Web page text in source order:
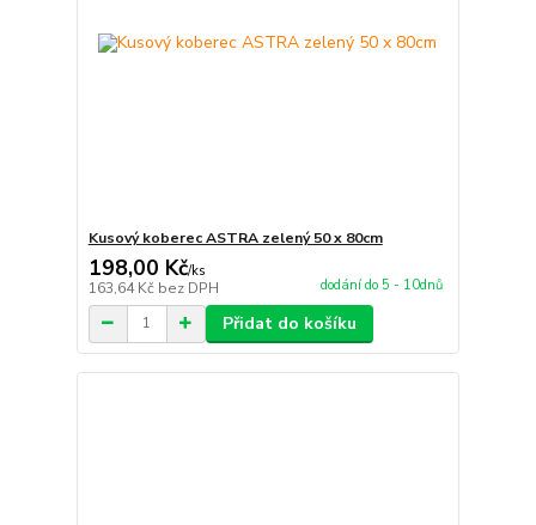
Kusový koberec ASTRA zelený 50 x 80cm
198,00 Kč/ks
163,64 Kč bez DPH dodání do 5 - 10dnů
Přidat do košíku